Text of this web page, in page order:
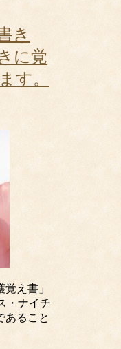
き
に覚
す。
え書」
・ナイチ
ること